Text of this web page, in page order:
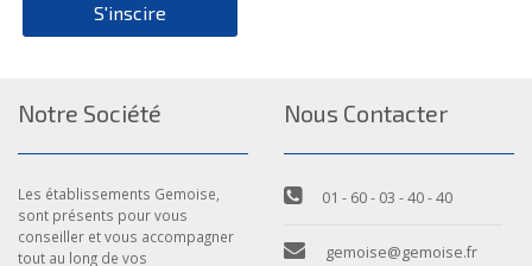
S'inscire
Notre Société
Les établissements Gemoise,
sont présents pour vous
conseiller et vous accompagner
tout au long de vos
Nous Contacter
01 - 60 - 03 - 40 - 40
gemoise@gemoise.fr